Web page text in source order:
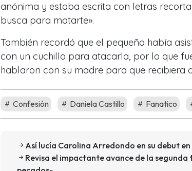
anónima y estaba escrita con letras
busca para matarte».
También recordó que el pequeño había
con un cuchillo para atacarla, por lo que
hablaron con su madre para que recibiera
Confesión Daniela Castillo Fanatico
Así lucía Carolina Arredondo en su debut
Revisa el impactante avance de la